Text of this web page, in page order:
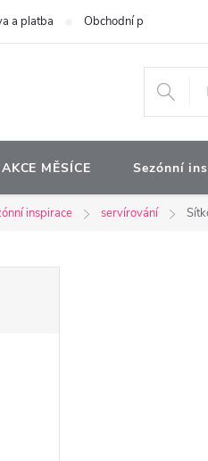
a platba Obchodní podmínky
AKCE MĚSÍCE Sezónní
inspirace servírování